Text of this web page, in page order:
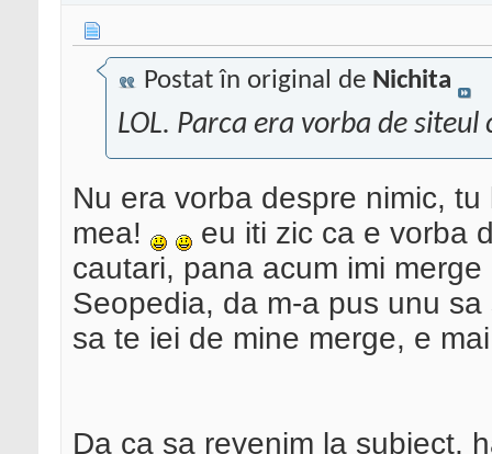
Postat în original de Nichita
LOL. Parca era vorba de
Nu era vorba despre nimic,
mea!
eu iti zic ca e vorba
cautari, pana acum imi
Seopedia, da m-a pus unu
sa te iei de mine merge, e
Da ca sa revenim la subiect,